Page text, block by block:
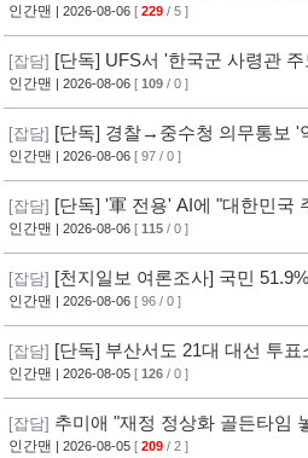
정
인간맨 | 2026-08-06 [ 229 / 5 ]
[잡담] [단독] UFS서 '한국군 사령관
다... 美, 전작권 전환 신중 기류
인간맨 | 2026-08-06 [ 109 / 0 ]
[잡담] [단독] 경찰→중수청 의무통보 '
반발
인간맨 | 2026-08-06 [ 97 / 0 ]
[잡담] [단독] '軍 전용' AI에 "대한민국
치적 사안이라 답변 제한"
인간맨 | 2026-08-06 [ 115 / 0 ]
[잡담] [천지일보 여론조사] 국민
개 필요”
인간맨 | 2026-08-06 [ 96 / 0 ]
[잡담] [단독] 부산서도 21대 대선 투표
인간맨 | 2026-08-05 [ 126 / 0 ]
[잡담] 추미애 "재정 정상화 골든타임
선언
인간맨 | 2026-08-05 [ 209 / 2 ]